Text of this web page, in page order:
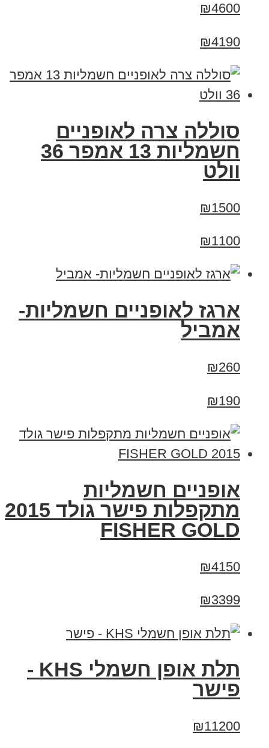
₪4600
₪4190
סוללה צרה לאופניים
חשמליות 13 אמפר 36
וולט
₪1500
₪1100
ארגז לאופניים חשמליות-
אמביל
₪260
₪190
אופניים חשמליות
מתקפלות פישר גולד 2015
FISHER GOLD
₪4150
₪3399
תלת אופן חשמלי KHS -
פישר
₪11200